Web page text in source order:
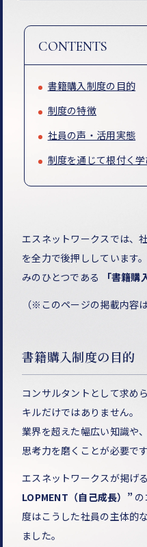
CONTENTS
書籍購入制度の目的
制度の特徴
社員の声・活用実態
制度を通じて根付く
エスネットワークスでは、
を全力で後押ししています
みのひとつである
「書籍購
（※このページの掲載内容
書籍購入制度の目的
コンサルタントとして求め
キルだけではありません。
業界を超えた幅広い知識や
思考力を磨くことが必要です
エスネットワークスが掲げる
LOPMENT（自己成長）”の
度はこうした社員の主体的
ました。